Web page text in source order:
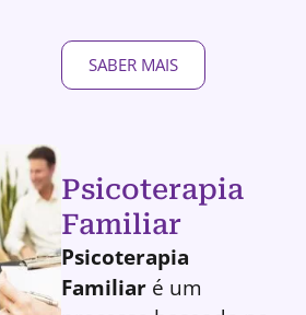
SABER MAIS
Psicoterapia
Familiar
Psicoterapia
Familiar é um